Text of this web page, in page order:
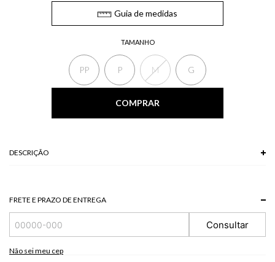
TAMANHO
PP P M G
Guia de medidas
COMPRAR
DESCRIÇÃO
100% ALGODAO
FRETE E PRAZO DE ENTREGA
Consultar
Não sei meu cep